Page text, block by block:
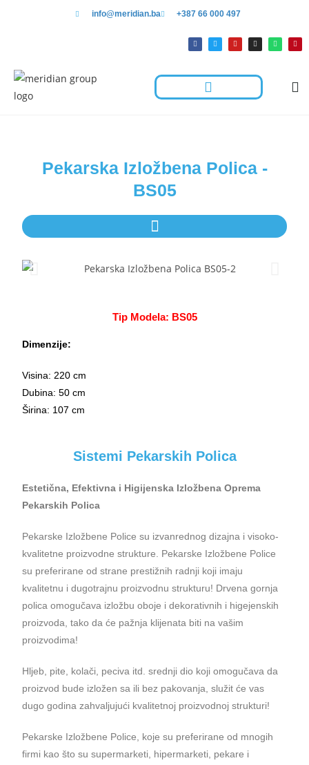
info@meridian.ba +387 66 000 497
Pekarska Izložbena Polica -
BS05
Tip Modela: BS05
Dimenzije:
Visina: 220 cm
Dubina: 50 cm
Širina: 107 cm
Sistemi Pekarskih Polica
Estetična, Efektivna i Higijenska Izložbena Oprema
Pekarskih Polica
Pekarske Izložbene Police su izvanrednog dizajna i visoko-
kvalitetne proizvodne strukture. Pekarske Izložbene Police
su preferirane od strane prestižnih radnji koji imaju
kvalitetnu i dugotrajnu proizvodnu strukturu! Drvena gornja
polica omogučava izložbu oboje i dekorativnih i higejenskih
proizvoda, tako da će pažnja klijenata biti na vašim
proizvodima!
Hljeb, pite, kolači, peciva itd. srednji dio koji omogučava da
proizvod bude izložen sa ili bez pakovanja, služit će vas
dugo godina zahvaljujući kvalitetnoj proizvodnoj strukturi!
Pekarske Izložbene Police, koje su preferirane od mnogih
firmi kao što su supermarketi, hipermarketi, pekare i